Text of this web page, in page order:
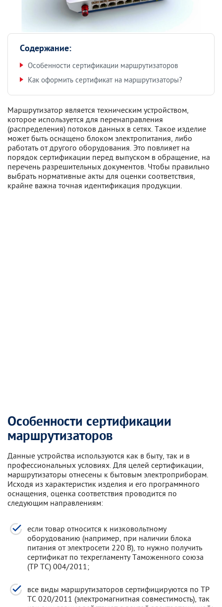
Содержание:
Особенности сертификации маршрутизаторов
Как оформить сертификат на маршрутизаторы?
Маршрутизатор является техническим устройством,
которое используется для перенаправления
(распределения) потоков данных в сетях. Такое изделие
может быть оснащено блоком электропитания, либо
работать от другого оборудования. Это повлияет на
порядок сертификации перед выпуском в обращение, на
перечень разрешительных документов. Чтобы правильно
выбрать нормативные акты для оценки соответствия,
крайне важна точная идентификация продукции.
Особенности сертификации
маршрутизаторов
Данные устройства используются как в быту, так и в
профессиональных условиях. Для целей сертификации,
маршрутизаторы отнесены к бытовым электроприборам.
Исходя из характеристик изделия и его программного
оснащения, оценка соответствия проводится по
следующим направлениям:
если товар относится к низковольтному
оборудованию (например, при наличии блока
питания от электросети 220 В), то нужно получить
сертификат по техрегламенту Таможенного союза
(ТР ТС) 004/2011;
все виды маршрутизаторов сертифицируются по ТР
ТС 020/2011 (электромагнитная совместимость), так